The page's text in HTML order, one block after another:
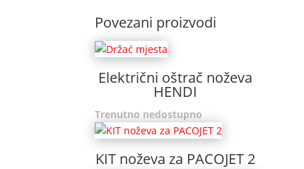
Povezani proizvodi
Električni oštrač noževa
HENDI
Trenutno nedostupno
KIT noževa za PACOJET 2